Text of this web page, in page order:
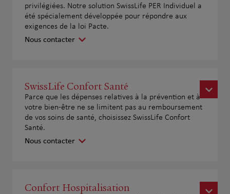
privilégiées. Notre solution SwissLife PER Individuel a
été spécialement développée pour répondre aux
exigences de la loi Pacte.
Nous contacter
SwissLife Confort Santé
Parce que les dépenses relatives à la prévention et à
votre bien-être ne se limitent pas au remboursement
de vos soins de santé, choisissez SwissLife Confort
Santé.
Nous contacter
Confort Hospitalisation